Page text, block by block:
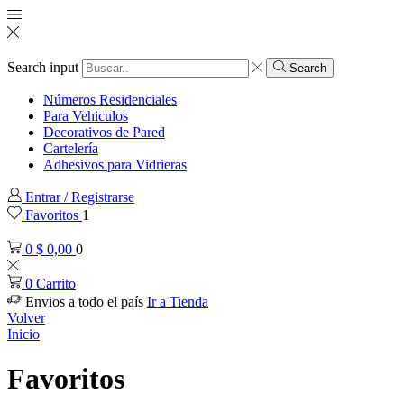
Search input Search
Números Residenciales
Para Vehiculos
Decorativos de Pared
Cartelería
Adhesivos para Vidrieras
Entrar / Registrarse
Favoritos 1
0 $ 0,00 0
0 Carrito
Envios a todo el país Ir a Tienda
Volver
Inicio
Favoritos